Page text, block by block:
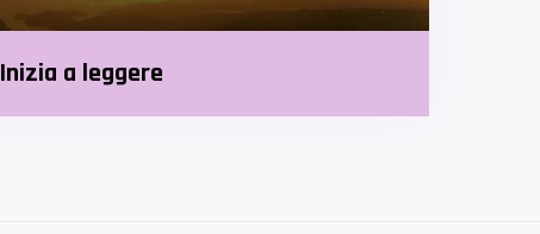
Inizia a leggere